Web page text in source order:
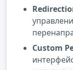
Custom